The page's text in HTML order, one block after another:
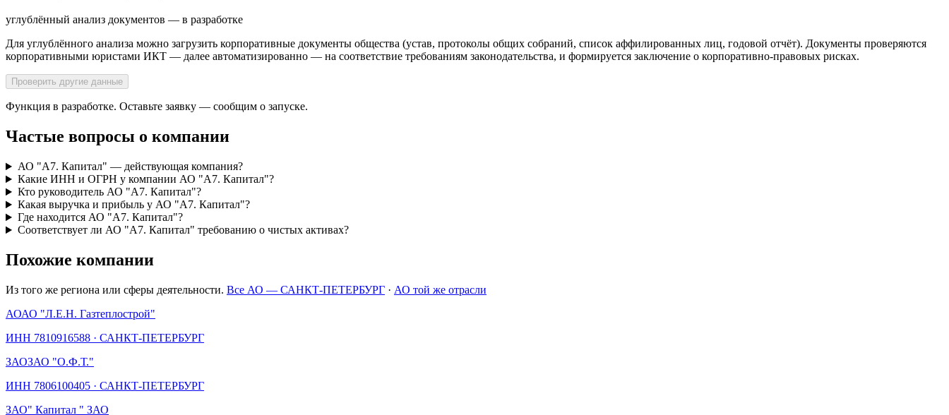
углублённый анализ документов — в разработке
Для углублённого анализа можно загрузить корпоративные документы общества (устав, протоколы общих собраний, список аффилированных лиц, годовой отчёт). Документы проверяются
корпоративными юристами ИКТ — далее автоматизированно — на соответствие требованиям законодательства, и формируется заключение о корпоративно-правовых рисках.
Проверить другие данные
Функция в разработке. Оставьте заявку — сообщим о запуске.
Частые вопросы о компании
АО "А7. Капитал" — действующая компания?
Какие ИНН и ОГРН у компании АО "А7. Капитал"?
Кто руководитель АО "А7. Капитал"?
Какая выручка и прибыль у АО "А7. Капитал"?
Где находится АО "А7. Капитал"?
Соответствует ли АО "А7. Капитал" требованию о чистых активах?
Похожие компании
Из того же региона или сферы деятельности. Все АО — САНКТ-ПЕТЕРБУРГ · АО той же отрасли
АОАО "Л.Е.Н. Газтеплострой"
ИНН 7810916588 · САНКТ-ПЕТЕРБУРГ
ЗАОЗАО "О.Ф.Т."
ИНН 7806100405 · САНКТ-ПЕТЕРБУРГ
ЗАО" Капитал " ЗАО